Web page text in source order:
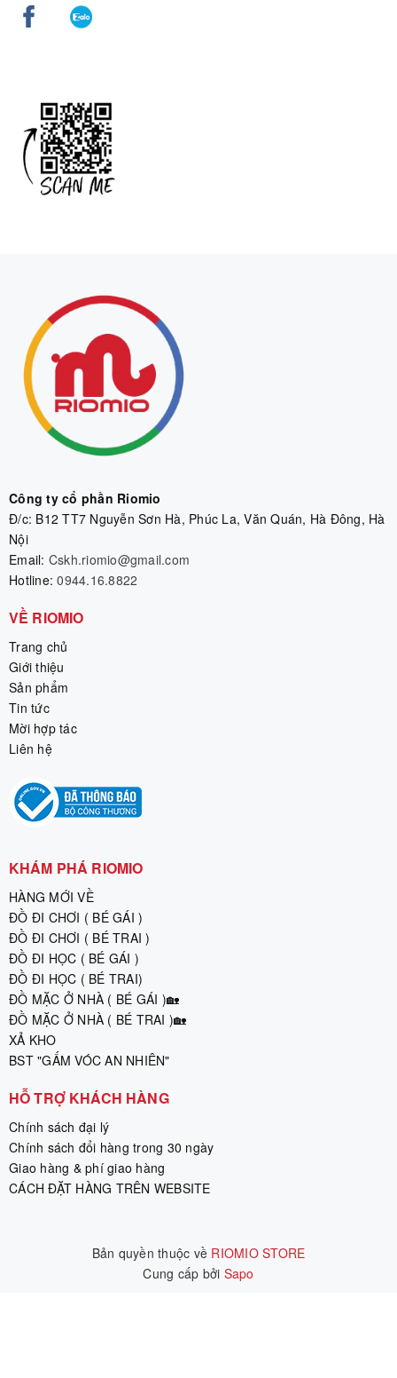
Công ty cổ phần Riomio
Đ/c: B12 TT7 Nguyễn Sơn Hà, Phúc La, Văn Quán, Hà Đông, Hà
Nội
Email: Cskh.riomio@gmail.com
Hotline:0944.16.8822
VỀ RIOMIO
Trang chủ
Giới thiệu
Sản phẩm
Tin tức
Mời hợp tác
Liên hệ
KHÁM PHÁ RIOMIO
HÀNG MỚI VỀ
ĐỒ ĐI CHƠI ( BÉ GÁI )
ĐỒ ĐI CHƠI ( BÉ TRAI )
ĐỒ ĐI HỌC ( BÉ GÁI )
ĐỒ ĐI HỌC ( BÉ TRAI)
ĐỒ MẶC Ở NHÀ ( BÉ GÁI )🏡
ĐỒ MẶC Ở NHÀ ( BÉ TRAI )🏡
XẢ KHO
BST "GẤM VÓC AN NHIÊN"
HỖ TRỢ KHÁCH HÀNG
Chính sách đại lý
Chính sách đổi hàng trong 30 ngày
Giao hàng & phí giao hàng
CÁCH ĐẶT HÀNG TRÊN WEBSITE
Bản quyền thuộc về RIOMIO STORE
|
Cung cấp bởi Sapo